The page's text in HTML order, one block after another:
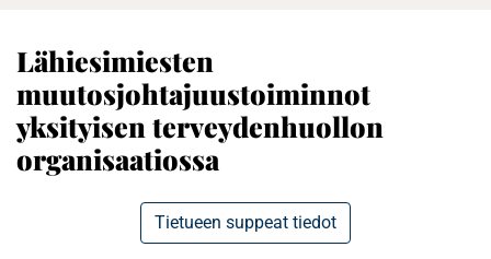
Lähiesimiesten
muutosjohtajuustoiminnot
yksityisen terveydenhuollon
organisaatiossa
Tietueen suppeat tiedot